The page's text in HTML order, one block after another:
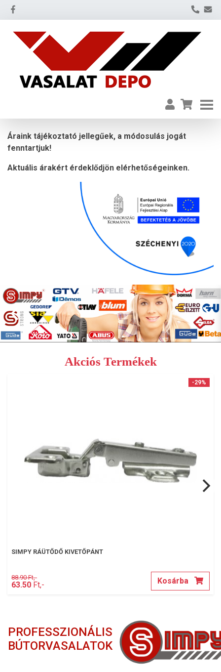
Áraink tájékoztató jellegűek, a módosulás jogát
fenntartjuk!
Aktuális árakért érdeklődjön elérhetőségeinken.
Akciós Termékek
-29%
SIMPY RÁÜTŐDŐ KIVETŐPÁNT
88.90 Ft,-
63.50 Ft,- Kosárba
PROFESSZIONÁLIS
BÚTORVASALATOK